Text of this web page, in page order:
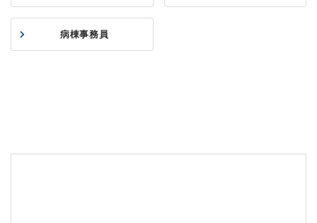
病棟事務員